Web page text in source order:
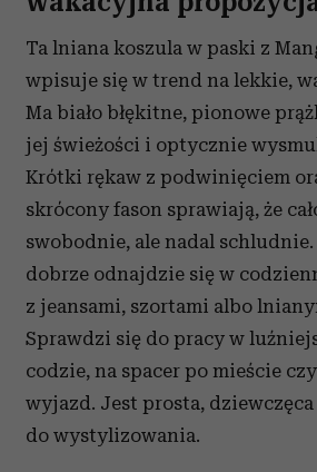
Ta lniana koszula w paski z
wpisuje się w trend na lekkie,
Ma biało błękitne, pionowe
jej świeżości i optycznie
Krótki rękaw z podwinięciem
skrócony fason sprawiają, że
swobodnie, ale nadal
dobrze odnajdzie się w
z jeansami, szortami albo
Sprawdzi się do pracy w
codzie, na spacer po mieście
wyjazd. Jest prosta,
do wystylizowania.